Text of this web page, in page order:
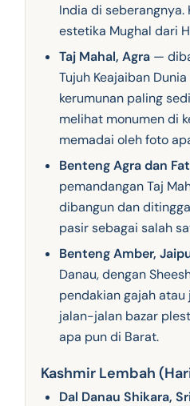
India di
estetika Mughal dari
Taj Mahal, Agra —
Tujuh Keajaiban
kerumunan paling
melihat monumen di
memadai oleh foto
Benteng Agra dan
pemandangan Taj
dibangun dan
pasir sebagai salah
Benteng Amber,
Danau, dengan
pendakian gajah
jalan-jalan bazar
apa pun di Barat.
Kashmir Lembah
Dal Danau Shikara,